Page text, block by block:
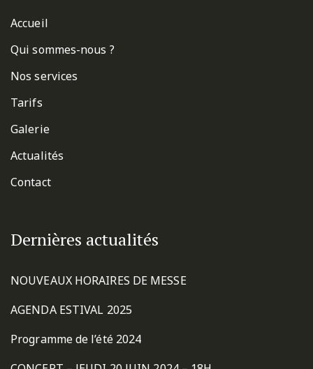
Accueil
Qui sommes-nous ?
Nos services
Tarifs
Galerie
Actualités
Contact
Dernières actualités
NOUVEAUX HORAIRES DE MESSE
AGENDA ESTIVAL 2025
Programme de l’été 2024